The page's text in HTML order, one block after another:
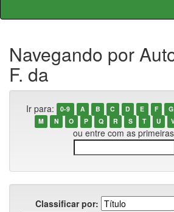
Navegando por
F. da
Ir para: 0-9 A B C D E F G
M
N O P Q R S T U
ou entre com as
Classificar por: